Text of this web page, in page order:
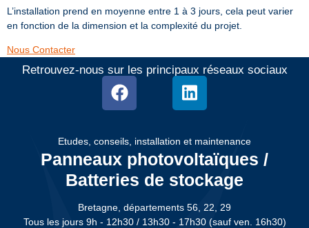
L’installation prend en moyenne entre 1 à 3 jours, cela peut varier
en fonction de la dimension et la complexité du projet.
Nous Contacter
Retrouvez-nous sur les principaux réseaux sociaux
Etudes, conseils, installation et maintenance
Panneaux photovoltaïques /
Batteries de stockage
Bretagne, départements 56, 22, 29
Tous les jours 9h - 12h30 / 13h30 - 17h30 (sauf ven. 16h30)